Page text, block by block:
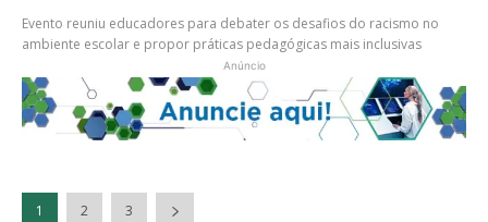
Evento reuniu educadores para debater os desafios do racismo no
ambiente escolar e propor práticas pedagógicas mais inclusivas
Anúncio
1 2 3